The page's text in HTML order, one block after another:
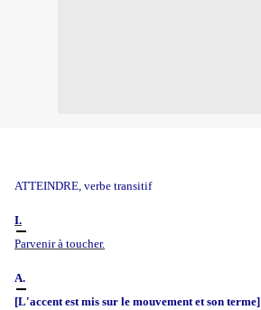
ATTEINDRE, verbe transitif
I.
Parvenir à toucher.
A.
[L'accent est mis sur le mouvement et son terme]